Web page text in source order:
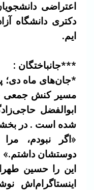
اعتراضی
دکتری دانشگاه
ایم.
***جانباختگان :
*جان‌های ماه دی؛
ابوالفضل
شده است . در
«اگر نبودم،
دوستشان داشتم.»
این را حسین
اینستاگرام‌اش